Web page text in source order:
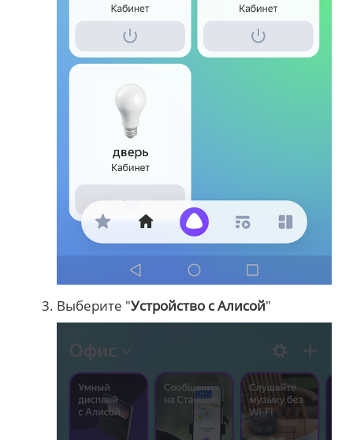
Выберите "Устройство с Алисой"